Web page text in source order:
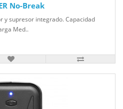
No-Break
y supresor integrado. Capacidad
Med..